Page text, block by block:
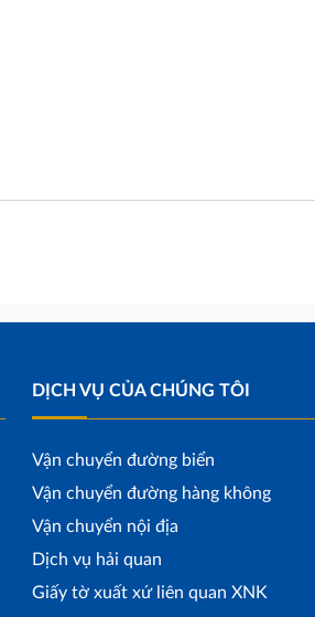
DỊCH VỤ CỦA CHÚNG TÔI
Vận chuyển đường biển
Vận chuyển đường hàng không
Vận chuyển nội địa
Dịch vụ hải quan
Giấy tờ xuất xứ liên quan XNK